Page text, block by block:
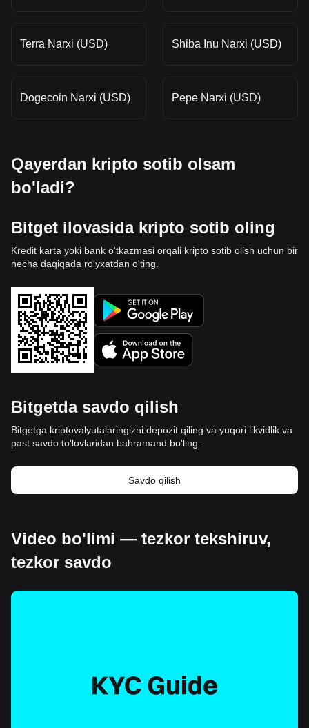
Terra Narxi (USD) Shiba Inu Narxi (USD)
Dogecoin Narxi (USD) Pepe Narxi (USD)
Qayerdan kripto sotib olsam
bo'ladi?
Bitget ilovasida kripto sotib oling
Kredit karta yoki bank o'tkazmasi orqali kripto sotib olish uchun bir
necha daqiqada ro'yxatdan o'ting.
Bitgetda savdo qilish
Bitgetga kriptovalyutalaringizni depozit qiling va yuqori likvidlik va
past savdo to'lovlaridan bahramand bo'ling.
Savdo qilish
Video bo'limi — tezkor tekshiruv,
tezkor savdo